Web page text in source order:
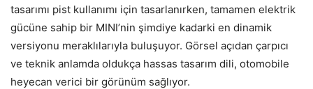
tasarımı pist kullanımı için tasarlanırken, tamamen elektrik
gücüne sahip bir MINI’nin şimdiye kadarki en dinamik
versiyonu meraklılarıyla buluşuyor. Görsel açıdan çarpıcı
ve teknik anlamda oldukça hassas tasarım dili, otomobile
heyecan verici bir görünüm sağlıyor.